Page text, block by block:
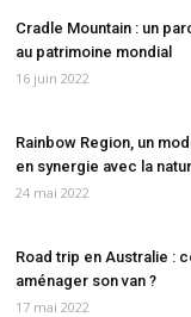
Cradle Mountain : un
au patrimoine mondial
16 juin 2022
Rainbow Region, un
en synergie avec la
24 mai 2022
Road trip en Australie :
aménager son van ?
17 mai 2022